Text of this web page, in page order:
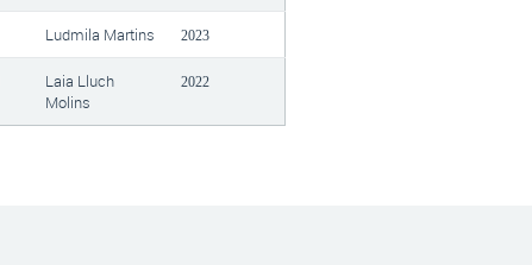
Ludmila Martins 2023
Laia Lluch
Molins
2022